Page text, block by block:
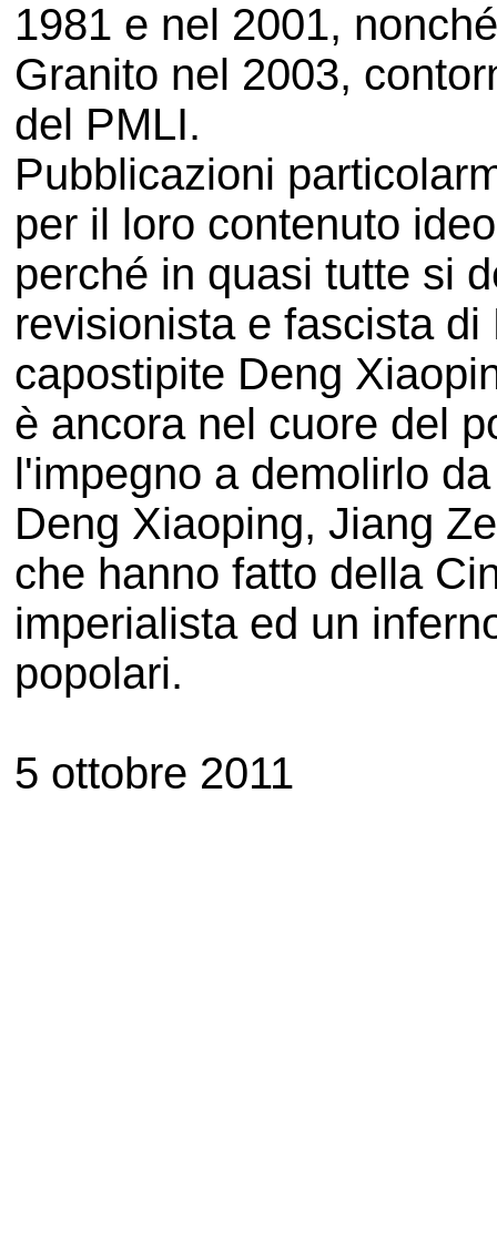
1981 e nel 2001,
Granito nel 2003,
del PMLI.
Pubblicazioni
per il loro contenuto
perché in quasi tutte si
revisionista e fascista
capostipite Deng
è ancora nel cuore del
l'impegno a demolirlo
Deng Xiaoping, Jiang
che hanno fatto della
imperialista ed un
popolari.
5 ottobre 2011